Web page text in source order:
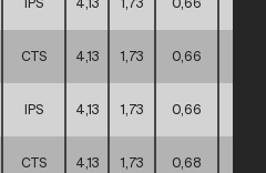
IPS 4,13 1,73 0,66
CTS 4,13 1,73 0,66
IPS 4,13 1,73 0,66
CTS 4,13 1,73 0,68